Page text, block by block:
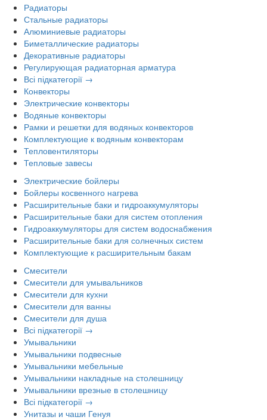
Радиаторы
Стальные радиаторы
Алюминиевые радиаторы
Биметаллические радиаторы
Декоративные радиаторы
Регулирующая радиаторная арматура
Всі підкатегорії →
Конвекторы
Электрические конвекторы
Водяные конвекторы
Рамки и решетки для водяных конвекторов
Комплектующие к водяным конвекторам
Тепловентиляторы
Тепловые завесы
Электрические бойлеры
Бойлеры косвенного нагрева
Расширительные баки и гидроаккумуляторы
Расширительные баки для систем отопления
Гидроаккумуляторы для систем водоснабжения
Расширительные баки для солнечных систем
Комплектующие к расширительным бакам
Смесители
Смесители для умывальников
Смесители для кухни
Смесители для ванны
Смесители для душа
Всі підкатегорії →
Умывальники
Умывальники подвесные
Умывальники мебельные
Умывальники накладные на столешницу
Умывальники врезные в столешницу
Всі підкатегорії →
Унитазы и чаши Генуя